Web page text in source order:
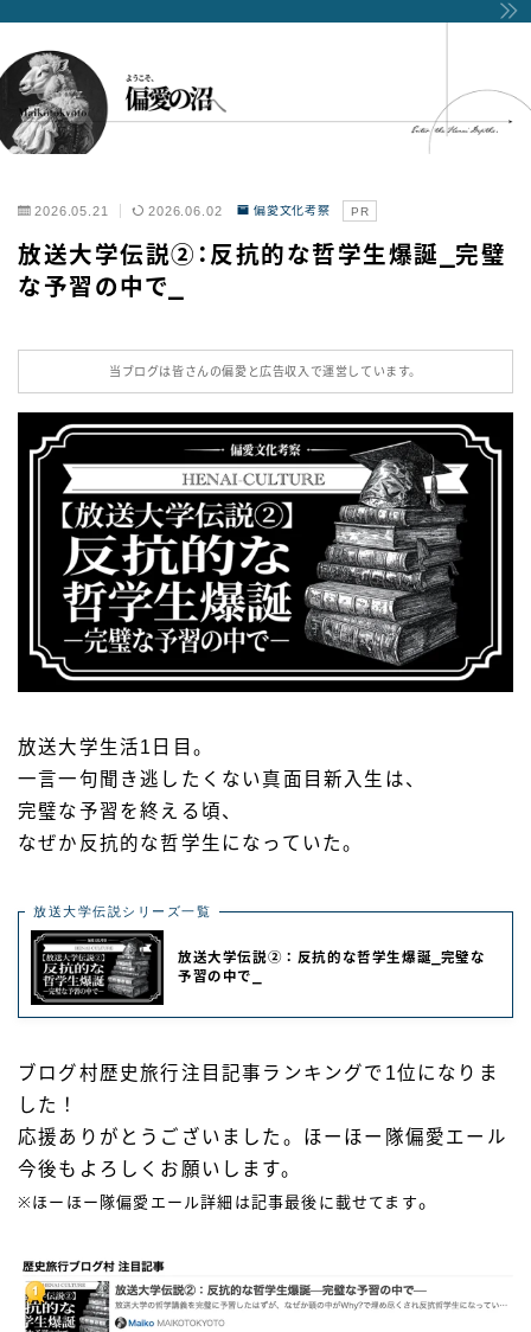
2026.05.21 2026.06.02 偏愛文化考察 PR
放送大学伝説②：反抗的な哲学生爆誕⎯完璧
な予習の中で⎯
当ブログは皆さんの偏愛と広告収入で運営しています。
放送大学生活1日目。
一言一句聞き逃したくない真面目新入生は、
完璧な予習を終える頃、
なぜか反抗的な哲学生になっていた。
放送大学伝説シリーズ一覧
放送大学伝説②：反抗的な哲学生爆誕⎯完璧な
予習の中で⎯
ブログ村歴史旅行注目記事ランキングで1位になりま
した！
応援ありがとうございました。ほーほー隊偏愛エール
今後もよろしくお願いします。
※ほーほー隊偏愛エール詳細は記事最後に載せてます。